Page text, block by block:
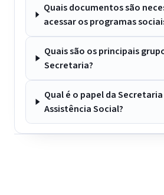
Quais documentos são
acessar os programas
Quais são os principais
Secretaria?
Qual é o papel da
Assistência Social?